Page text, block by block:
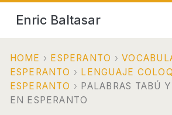
Enric Baltasar
HOME › ESPERANTO ›
ESPERANTO › LENGUAJE
ESPERANTO › PALABRAS TABÚ
EN ESPERANTO